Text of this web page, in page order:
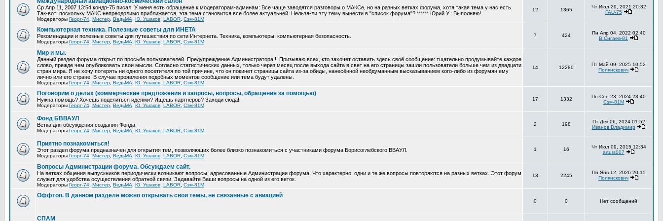
Ср Апр 11, 2007 13:54 кондр-75 писал: У меня есть обращение к модераторам-админам: Все чаще заводятся разговоры о МАКСе, но на разных ветках форума, хотя такая тема у нас есть.
Так-вот: поскольку МАКС непреодолимо приближается, эта тема становится все более актуальней. Нельзя-ли эту тему вынести в "список форума"? ****** Юрий У.: Выполняю!
Модераторы Георг-74 Мистер ВедьМА Ю. Ушаков LABOR Сэм-81М
12 1365
Чт Июл 29, 2021 20:32
FAU-75
Компьютерная техника. Полезные советы для ИНЕТА
Рекомендации и полезные советы для путешествия по сети Интернета. Техника, компьютеры, компьютерная безопасность.
Модераторы Георг-74 Мистер ВедьМА Ю. Ушаков LABOR Сэм-81М
7 424
Пн Апр 04, 2022 02:40
В.Сигаев-81
Мир и мы.
Данный раздел форума открыт по просьбе пользователей. Предупреждение Администратора!!! Призываю всех, кто захочет оставить здесь своё сообщение: тщательно продумывайте каждое
слово, прежде чем опубликовать свои мысли. Согласно статистических данных, только через месяц после выхода сайта в свет на его страницы зашли пользователи больше чем из двадцати
стран мира. Я не хочу потерять ни одного посетителя по той причине, что он покинет страницы сайта из-за обиды, нанесённой необдуманным высказыванием кого-либо из форумян ему
лично или его стране. В случае проявления подобных моментов сообщение или тема будут удалены.
Модераторы Георг-74 Мистер ВедьМА Ю. Ушаков LABOR Сэм-81М
14 12280
Пт Май 09, 2025 10:52
Полянскович
Поговорим о делах (коммерческие предложения и запросы, вопросы, обращения за помощью)
Нужна помощь? Хочешь поделиться идеями? Ищешь партнёров? Заходи сюда!
Модераторы Георг-74 Мистер ВедьМА Ю. Ушаков LABOR Сэм-81М
17 1332
Пн Сен 23, 2024 23:40
Сэм-81М
Фонд БВВАУЛ
Ветка для обсуждения создания Фонда.
Модераторы Георг-74 Мистер ВедьМА Ю. Ушаков LABOR Сэм-81М
2 198
Пт Дек 06, 2024 01:52
Иванов Владимир
Приятно познакомиться!
Этот раздел форума предназначен для открытия тем, позволяющих более близко познакомиться с участниками форума Борисоглебского ВВАУЛ.
Модераторы Георг-74 Мистер ВедьМА Ю. Ушаков LABOR Сэм-81М
1 16
Чт Июл 09, 2015 12:34
arturs007
Вопросы Администрации форума. Обсуждаем сайт.
На ветках общения выпускников периодически возникают вопросы, адресованные Администрации форума. Что характерно, одни и те же вопросы повторяются на разных ветках. Этот форум
служит для удобства осуществления обратной связи. Задавайте Ваши вопросы на одной из его веток.
Модераторы Георг-74 Мистер ВедьМА Ю. Ушаков LABOR Сэм-81М
13 2245
Пн Янв 12, 2026 20:15
Полянскович
Оффтоп. В данном разделе можно открывать свои темы, не связанные с авиацией
0 0 Нет сообщений
СПАМ